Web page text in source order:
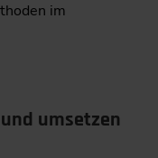
im
umsetzen